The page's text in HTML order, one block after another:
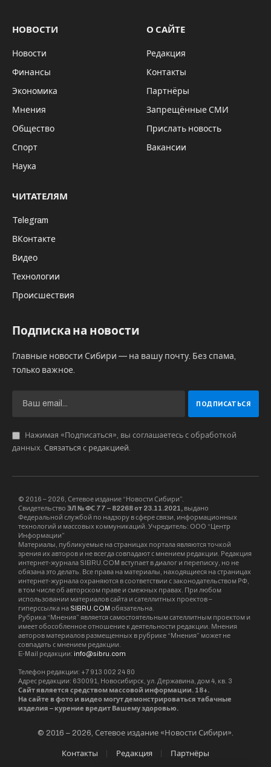
НОВОСТИ
Новости
Финансы
Экономика
Мнения
Общество
Спорт
Наука
О САЙТЕ
Редакция
Контакты
Партнёры
Запрещённые СМИ
Прислать новость
Вакансии
ЧИТАТЕЛЯМ
Telegram
ВКонтакте
Видео
Технологии
Происшествия
Подписка на новости
Главные новости Сибири — на вашу почту. Без спама,
только важное.
Нажимая «Подписаться», вы соглашаетесь с обработкой
данных. Связаться с редакцией.
© 2016 – 2026, Сетевое издание “Новости Сибири”.
Свидетельство ЭЛ № ФС 77 – 82268 от 23.11.2021, выдано
Федеральной службой по надзору в сфере связи, информационных
технологий и массовых коммуникаций. Учредитель: ООО “Центр
Информации”
Материалы, публикуемые на страницах портала являются точкой
зрения их авторов и не всегда совпадают с мнением редакции. Редакция
интернет-журнала SIBRU.COM вступает в диалог и переписку, но не
обязана это делать. Все права на материалы, находящиеся на страницах
интернет-журнала охраняются в соответствии с законодательством РФ,
в том числе об авторском праве и смежных правах. При любом
использовании материалов сайта и сателлитных проектов –
гиперссылка на SIBRU.COM обязательна.
Рубрика “Мнения” является самостоятельным сателлитным проектом и
имеет обособленное отношение к деятельности редакции. Мнения
авторов материалов размещенных в рубрике “Мнения” может не
совпадать с мнением редакции.
E-Mail редакции: info@sibru.com
Телефон редакции: +7 913 002 24 80
Адрес редакции: 630091, Новосибирск, ул. Державина, дом 4, кв. 3
Сайт является средством массовой информации. 18+.
На сайте в фото и видео могут демонстрироваться табачные
изделия – курение вредит Вашему здоровью.
© 2016 – 2026, Сетевое издание «Новости Сибири».
Контакты Редакция Партнёры